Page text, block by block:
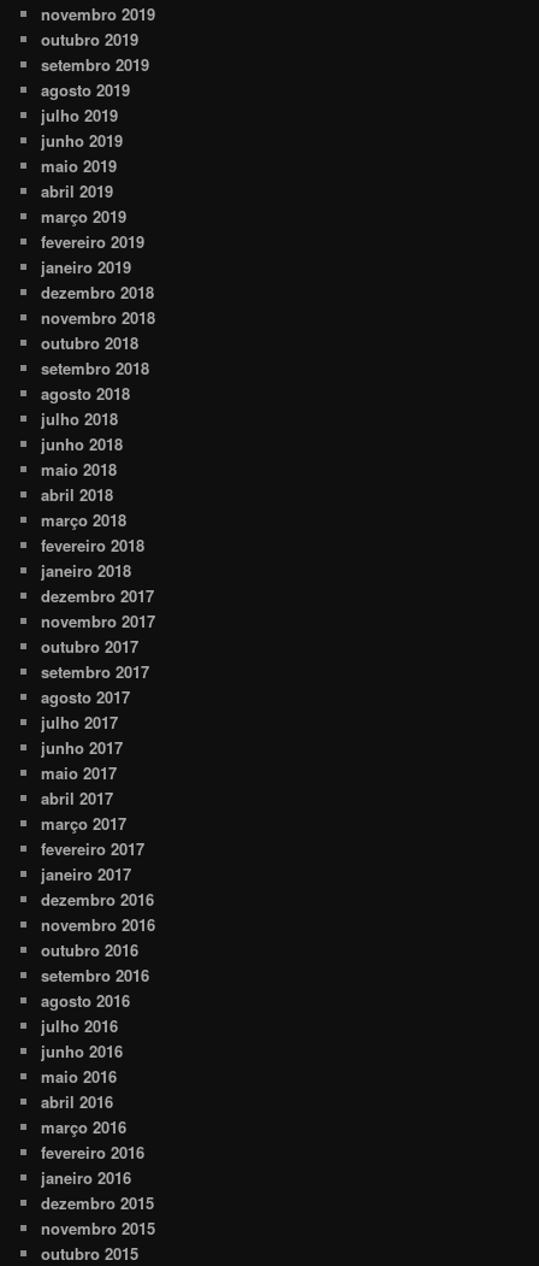
novembro 2019
outubro 2019
setembro 2019
agosto 2019
julho 2019
junho 2019
maio 2019
abril 2019
março 2019
fevereiro 2019
janeiro 2019
dezembro 2018
novembro 2018
outubro 2018
setembro 2018
agosto 2018
julho 2018
junho 2018
maio 2018
abril 2018
março 2018
fevereiro 2018
janeiro 2018
dezembro 2017
novembro 2017
outubro 2017
setembro 2017
agosto 2017
julho 2017
junho 2017
maio 2017
abril 2017
março 2017
fevereiro 2017
janeiro 2017
dezembro 2016
novembro 2016
outubro 2016
setembro 2016
agosto 2016
julho 2016
junho 2016
maio 2016
abril 2016
março 2016
fevereiro 2016
janeiro 2016
dezembro 2015
novembro 2015
outubro 2015